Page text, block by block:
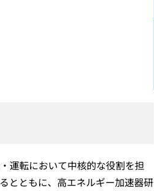
運転において中核的な役割を担
とともに、高エネルギー加速器研